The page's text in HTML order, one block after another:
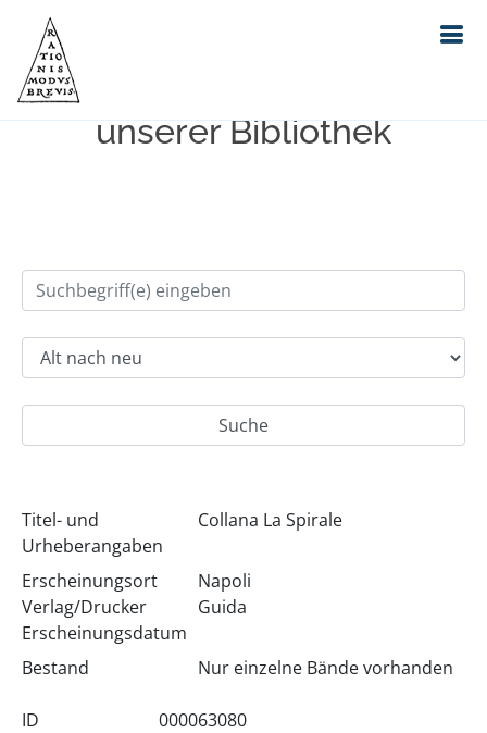
Einfache Suche im Bestand
unserer Bibliothek
Titel- und
Urheberangaben
Collana La Spirale
Erscheinungsort
Verlag/Drucker
Erscheinungsdatum
Napoli
Guida
Bestand Nur einzelne Bände vorhanden
ID 000063080